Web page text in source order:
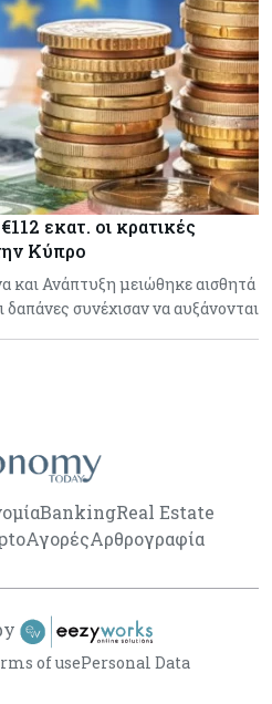
εκατ. οι κρατικές
Κύπρο
και Ανάπτυξη μειώθηκε αισθητά
δαπάνες συνέχισαν να αυξάνονται
BankingReal Estate
ΑγορέςΑρθρογραφία
of usePersonal Data